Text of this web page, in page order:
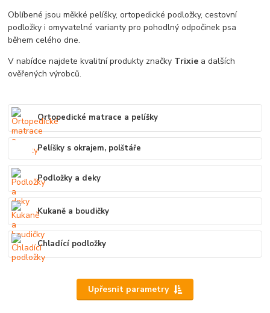
Oblíbené jsou měkké pelíšky, ortopedické podložky, cestovní
podložky i omyvatelné varianty pro pohodlný odpočinek psa
během celého dne.
V nabídce najdete kvalitní produkty značky Trixie a dalších
ověřených výrobců.
Ortopedické matrace a pelíšky
Pelíšky s okrajem, polštáře
Podložky a deky
Kukaně a boudičky
Chladící podložky
Upřesnit parametry